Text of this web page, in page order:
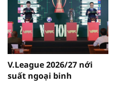
V.League 2026/27 nới
suất ngoại binh